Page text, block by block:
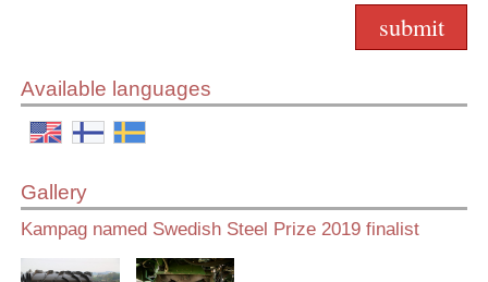
Available languages
Gallery
Kampag named Swedish Steel Prize 2019 finalist